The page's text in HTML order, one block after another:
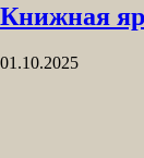
Книжная
01.10.2025